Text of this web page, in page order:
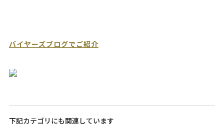
バイヤーズブログでご紹介
下記カテゴリにも関連しています